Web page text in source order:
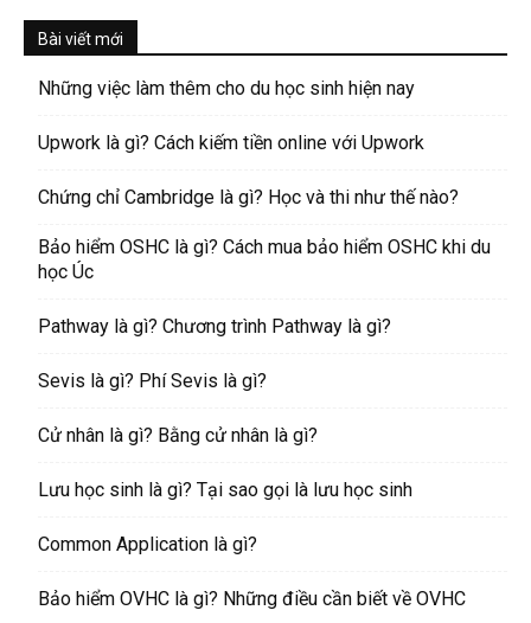
Bài viết mới
Những việc làm thêm cho du học sinh hiện nay
Upwork là gì? Cách kiếm tiền online với Upwork
Chứng chỉ Cambridge là gì? Học và thi như thế nào?
Bảo hiểm OSHC là gì? Cách mua bảo hiểm OSHC khi du
học Úc
Pathway là gì? Chương trình Pathway là gì?
Sevis là gì? Phí Sevis là gì?
Cử nhân là gì? Bằng cử nhân là gì?
Lưu học sinh là gì? Tại sao gọi là lưu học sinh
Common Application là gì?
Bảo hiểm OVHC là gì? Những điều cần biết về OVHC